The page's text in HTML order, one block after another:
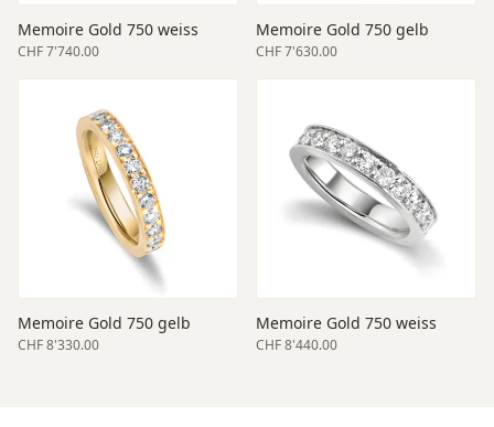
Memoire Gold 750 weiss
CHF 7'740.00
Memoire Gold 750 gelb
CHF 7'630.00
Memoire Gold 750 gelb
CHF 8'330.00
Memoire Gold 750 weiss
CHF 8'440.00